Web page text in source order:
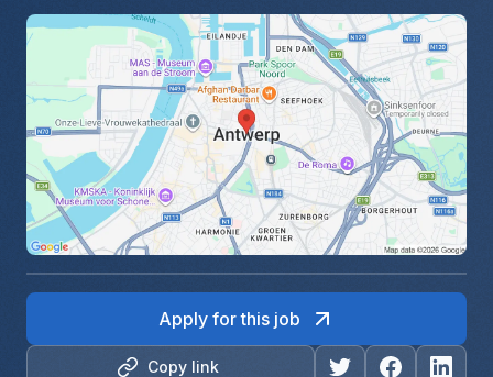
Copy link
Apply for this job